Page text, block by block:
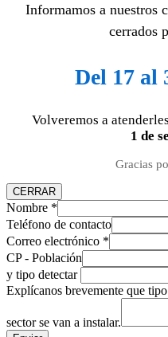
Informamos a nuestros
cerrados
Del 17 al
Volveremos a
1 de
Gracias
CERRAR
Nombre *
Teléfono de contacto
Correo electrónico *
CP - Población
y tipo detectar
Explícanos brevemente que
sector se van a instalar.